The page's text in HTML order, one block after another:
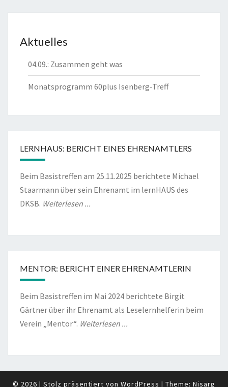
Aktuelles
04.09.: Zusammen geht was
Monatsprogramm 60plus Isenberg-Treff
LERNHAUS: BERICHT EINES EHRENAMTLERS
Beim Basistreffen am 25.11.2025 berichtete Michael
Staarmann über sein Ehrenamt im lernHAUS des
DKSB. Weiterlesen ...
MENTOR: BERICHT EINER EHRENAMTLERIN
Beim Basistreffen im Mai 2024 berichtete Birgit
Gärtner über ihr Ehrenamt als Leselernhelferin beim
Verein „Mentor“. Weiterlesen ...
© 2026 | Stolz präsentiert von WordPress | Theme: Nisarg